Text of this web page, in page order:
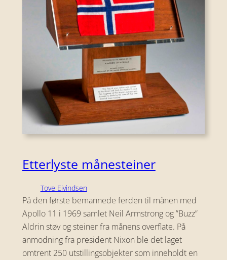
Etterlyste månesteiner
Tove Eivindsen
På den første bemannede ferden til månen med
Apollo 11 i 1969 samlet Neil Armstrong og ”Buzz”
Aldrin støv og steiner fra månens overflate. På
anmodning fra president Nixon ble det laget
omtrent 250 utstillingsobjekter som inneholdt en